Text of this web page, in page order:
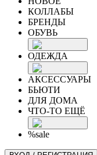
КОЛЛАБЫ
БРЕНДЫ
ОБУВЬ
ОДЕЖДА
АКСЕССУАРЫ
БЬЮТИ
ДЛЯ ДОМА
ЧТО-ТО ЕЩЁ
%sale